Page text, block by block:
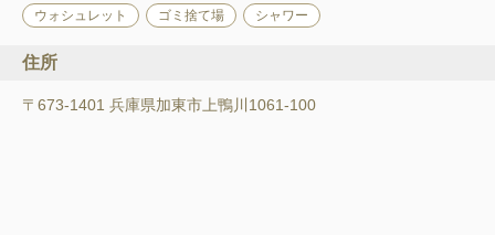
ウォシュレット ゴミ捨て場 シャワー
住所
〒673-1401 兵庫県加東市上鴨川1061-100